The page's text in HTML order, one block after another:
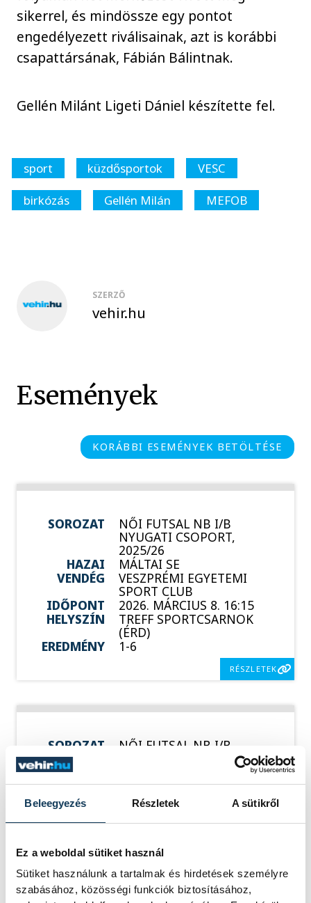
Beleegyezés Részletek A sütikről
Ez a weboldal sütiket használ
Sütiket használunk a tartalmak és hirdetések személyre
szabásához, közösségi funkciók biztosításához,
sikerrel, és mindössze egy pontot
engedélyezett riválisainak, azt is korábbi
csapattársának, Fábián Bálintnak.
Gellén Milánt Ligeti Dániel készítette fel.
sport küzdősportok
VESC
birkózás
Gellén Milán MEFOB
SZERZŐ
vehir.hu
Események
KORÁBBI ESEMÉNYEK BETÖLTÉSE
SOROZAT NŐI FUTSAL NB I/B
NYUGATI CSOPORT,
2025/26
HAZAI
MÁLTAI SE
VENDÉG
VESZPRÉMI EGYETEMI
SPORT CLUB
IDŐPONT
2026. MÁRCIUS 8. 16:15
HELYSZÍN
TREFF SPORTCSARNOK
(ÉRD)
EREDMÉNY
1-6
RÉSZLETEK
SOROZAT NŐI FUTSAL NB I/B
NYUGATI CSOPORT,
HAZAI
SSC BUDAPEST
VENDÉG
VESZPRÉMI EGYETEMI
SPORT CLUB
IDŐPONT
2026. MÁRCIUS 27. 19:30
EREDMÉNY
4-5
RÉSZLETEK